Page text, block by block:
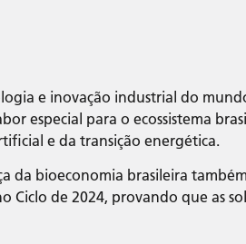
e inovação industrial do
especial para o ecossistema
e da transição energética.
da bioeconomia brasileira
Ciclo de 2024, provando que as